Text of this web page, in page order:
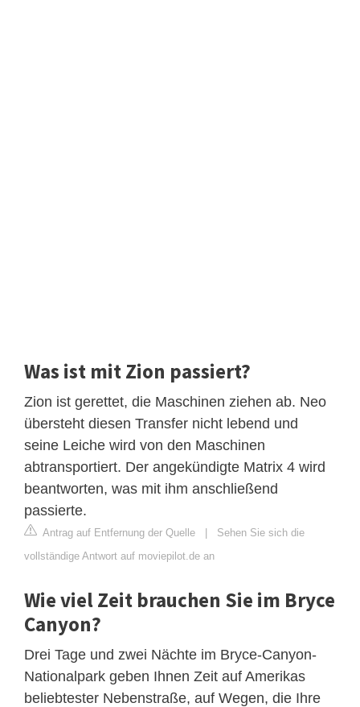
Was ist mit Zion passiert?
Zion ist gerettet, die Maschinen ziehen ab. Neo
übersteht diesen Transfer nicht lebend und
seine Leiche wird von den Maschinen
abtransportiert. Der angekündigte Matrix 4 wird
beantworten, was mit ihm anschließend
passierte.
Antrag auf Entfernung der Quelle | Sehen Sie sich die
vollständige Antwort auf moviepilot.de an
Wie viel Zeit brauchen Sie im Bryce
Canyon?
Drei Tage und zwei Nächte im Bryce-Canyon-
Nationalpark geben Ihnen Zeit auf Amerikas
beliebtester Nebenstraße, auf Wegen, die Ihre